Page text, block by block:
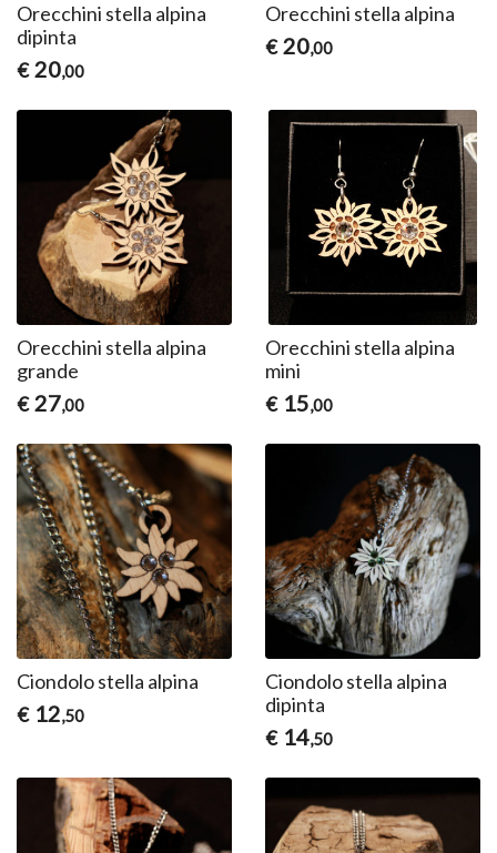
Orecchini stella alpina
dipinta
€ 20,00
Orecchini stella alpina
€ 20,00
Orecchini stella alpina
grande
€ 27,00
Orecchini stella alpina
mini
€ 15,00
Ciondolo stella alpina
€ 12,50
Ciondolo stella alpina
dipinta
€ 14,50